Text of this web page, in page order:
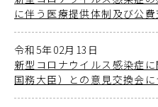
に伴う医療提供体制及び公
令和5年02月13日
新型コロナウイルス感染症
国務大臣）との意見交換会に